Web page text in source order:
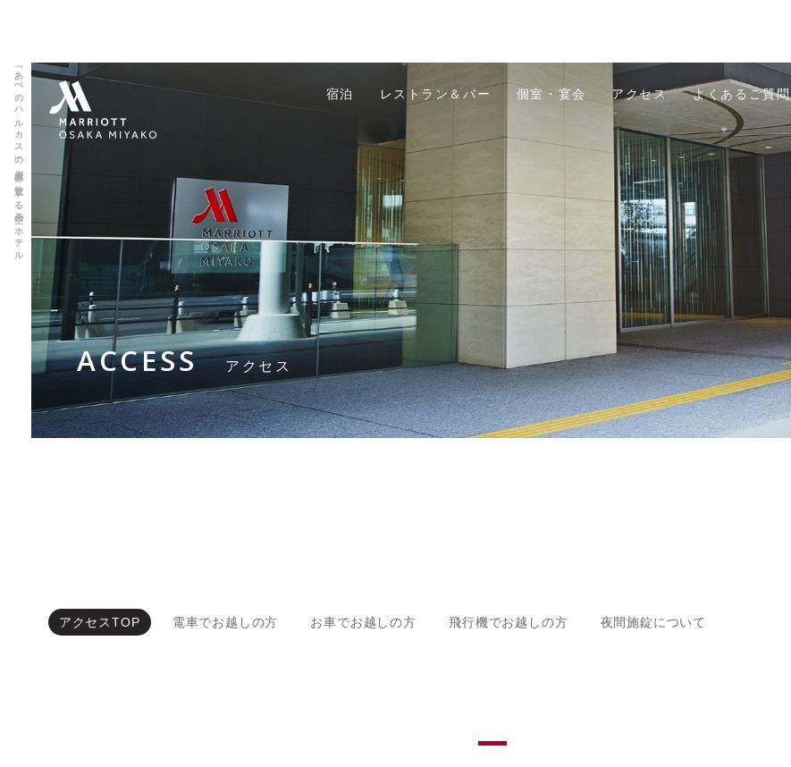
「あべのハルカス」の上層部に位置する天空のホテル 宿泊 レストラン＆バー 個室・宴会 アクセス よくあるご質問
ACCESS アクセス
アクセスTOP 電車でお越しの方 お車でお越しの方 飛行機でお越しの方 夜間施錠について